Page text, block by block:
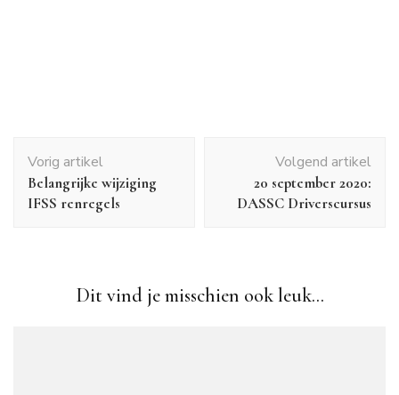
navigatie
Vorig artikel
Belangrijke wijziging
IFSS renregels
Volgend artikel
20 september 2020:
DASSC Driverscursus
Dit vind je misschien ook leuk...